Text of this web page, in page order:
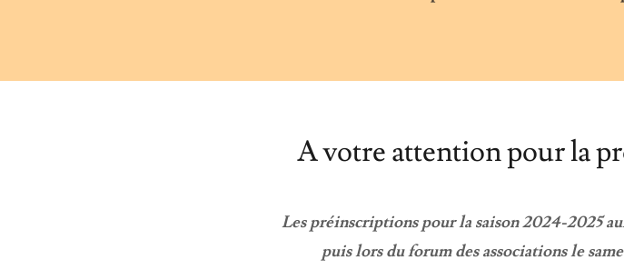
A votre attention pour la
Les préinscriptions pour la saison 2024-2025
puis lors du forum des associations le